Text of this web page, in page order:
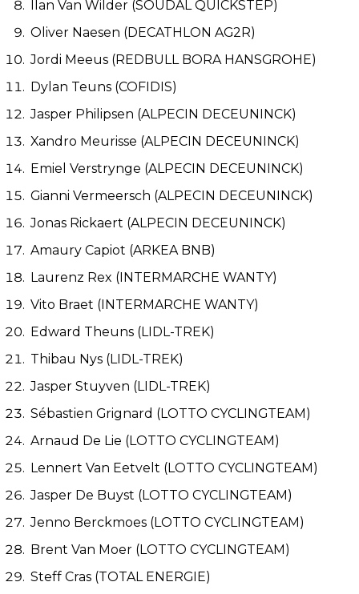
Ilan Van Wilder (SOUDAL QUICKSTEP)
Oliver Naesen (DECATHLON AG2R)
Jordi Meeus (REDBULL BORA HANSGROHE)
Dylan Teuns (COFIDIS)
Jasper Philipsen (ALPECIN DECEUNINCK)
Xandro Meurisse (ALPECIN DECEUNINCK)
Emiel Verstrynge (ALPECIN DECEUNINCK)
Gianni Vermeersch (ALPECIN DECEUNINCK)
Jonas Rickaert (ALPECIN DECEUNINCK)
Amaury Capiot (ARKEA BNB)
Laurenz Rex (INTERMARCHE WANTY)
Vito Braet (INTERMARCHE WANTY)
Edward Theuns (LIDL-TREK)
Thibau Nys (LIDL-TREK)
Jasper Stuyven (LIDL-TREK)
Sébastien Grignard (LOTTO CYCLINGTEAM)
Arnaud De Lie (LOTTO CYCLINGTEAM)
Lennert Van Eetvelt (LOTTO CYCLINGTEAM)
Jasper De Buyst (LOTTO CYCLINGTEAM)
Jenno Berckmoes (LOTTO CYCLINGTEAM)
Brent Van Moer (LOTTO CYCLINGTEAM)
Steff Cras (TOTAL ENERGIE)